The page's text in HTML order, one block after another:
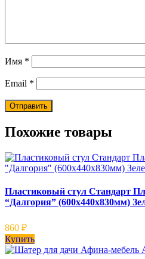
Имя *
Email *
Похожие товары
Пластиковый стул Стандарт
“Далгория” (600х440х830мм)
860 ₽
Купить